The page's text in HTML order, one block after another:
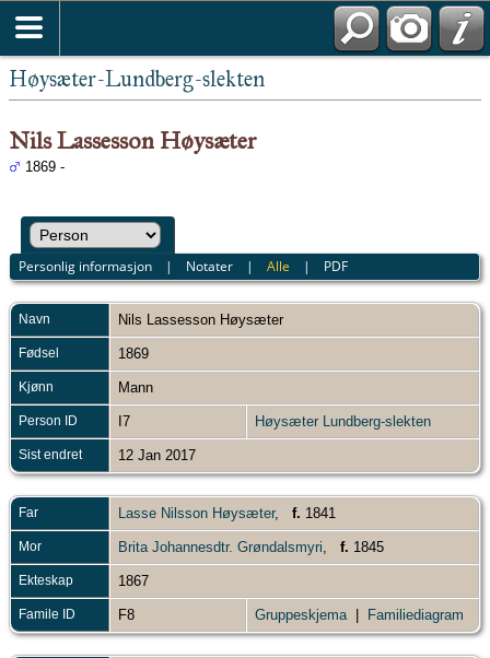
Høysæter-Lundberg-slekten
Nils Lassesson Høysæter
1869 -
Personlig informasjon | Notater |Alle | PDF
Navn Nils Lassesson Høysæter
Fødsel 1869
Kjønn Mann
Person ID I7 Høysæter Lundberg-slekten
Sist endret 12 Jan 2017
Far Lasse Nilsson Høysæter, f. 1841
Mor Brita Johannesdtr. Grøndalsmyri f. 1845
Ekteskap 1867
Famile ID F8 Gruppeskjema Familiediagram